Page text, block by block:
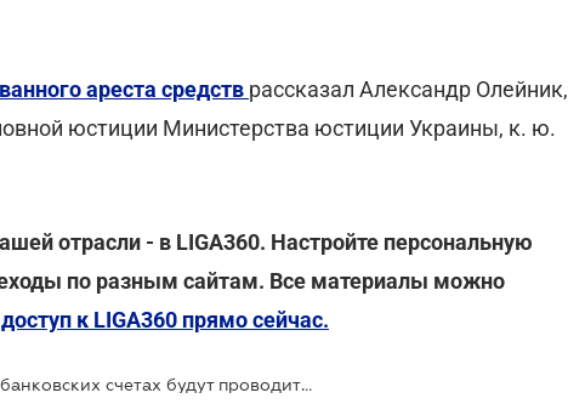
ареста средств рассказал Александр Олейник,
юстиции Министерства юстиции Украины, к. ю.
отрасли - в LIGA360. Настройте персональную
по разным сайтам. Все материалы можно
к LIGA360 прямо сейчас.
Арест средств должников на банковских счетах будут проводить по-новому